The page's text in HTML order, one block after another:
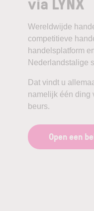
Wereldwijde
competitieve
handelsplatform
Nederlandstalige
Dat vindt u
namelijk één ding
beurs.
Open een